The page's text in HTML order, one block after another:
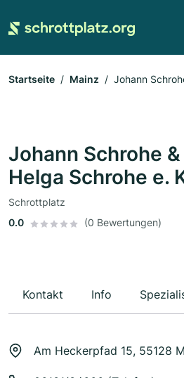
Startseite Mainz
Johann
Johann Schrohe
Helga Schrohe e.
Schrottplatz
0.0
(0 Bewertungen)
Kontakt Info
Am Heckerpfad 15, 55128